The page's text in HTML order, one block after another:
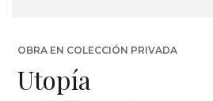
OBRA EN COLECCIÓN PRIVADA
Utopía